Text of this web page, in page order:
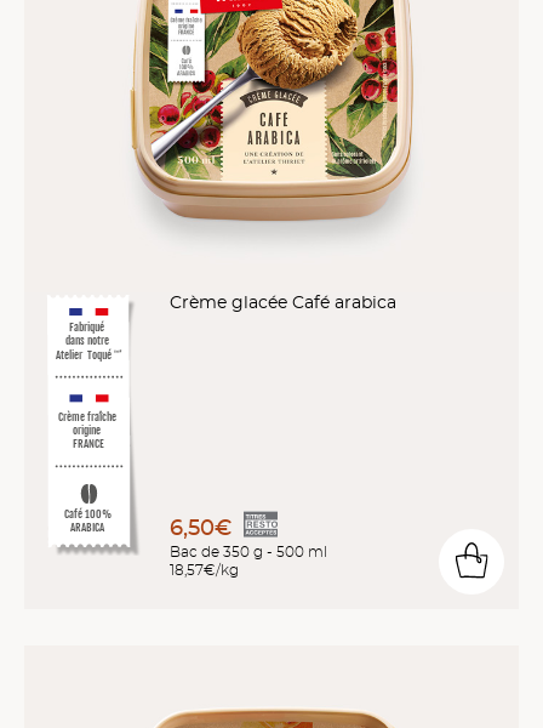
Crème fraîche
origine
FRANCE
Café 100%
ARABICA
Fabriqué
dans notre
Atelier Toqué ™*
Crème glacée Café arabica
6,50€
Bac de 350 g - 500 ml
18,57€/kg